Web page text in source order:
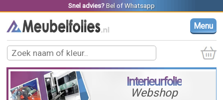
Snel advies? Belof Whatsapp
Menu
Interieurfolie
Webshop